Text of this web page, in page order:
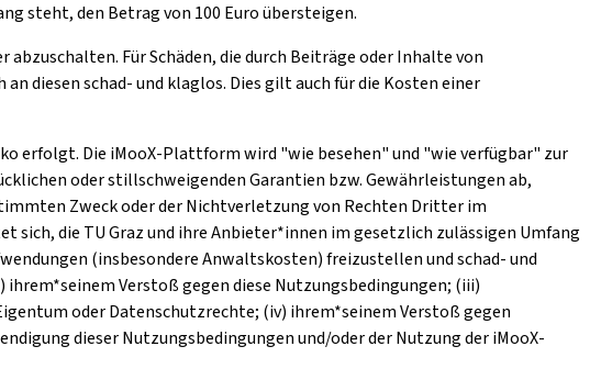
steht, den Betrag von 100 Euro übersteigen.
Für Schäden, die durch Beiträge oder Inhalte von
diesen schad- und klaglos. Dies gilt auch für die Kosten einer
erfolgt. Die iMooX-Plattform wird "wie besehen" und "wie verfügbar" zur
oder stillschweigenden Garantien bzw. Gewährleistungen ab,
Zweck oder der Nichtverletzung von Rechten Dritter im
die TU Graz und ihre Anbieter*innen im gesetzlich zulässigen Umfang
(insbesondere Anwaltskosten) freizustellen und schad- und
Verstoß gegen diese Nutzungsbedingungen; (iii)
oder Datenschutzrechte; (iv) ihrem*seinem Verstoß gegen
dieser Nutzungsbedingungen und/oder der Nutzung der iMooX-